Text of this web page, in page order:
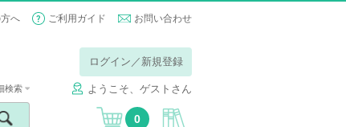
へ ご利用ガイド お問い合わせ
ログイン／新規登録
ようこそ、ゲストさん
検索
0